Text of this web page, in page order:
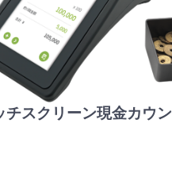
チスクリーン現金カウン